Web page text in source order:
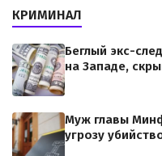
КРИМИНАЛ
Беглый экс-
на Западе,
Муж главы
угрозу